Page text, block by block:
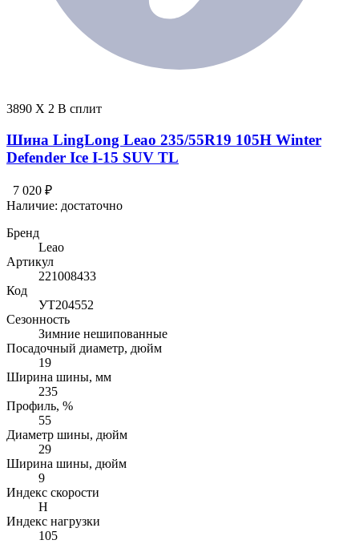
3890 X 2 В сплит
Шина LingLong Leao 235/55R19 105H Winter
Defender Ice I-15 SUV TL
7 020 ₽
Наличие: достаточно
Бренд
Leao
Артикул
221008433
Код
УТ204552
Сезонность
Зимние нешипованные
Посадочный диаметр, дюйм
19
Ширина шины, мм
235
Профиль, %
55
Диаметр шины, дюйм
29
Ширина шины, дюйм
9
Индекс скорости
H
Индекс нагрузки
105